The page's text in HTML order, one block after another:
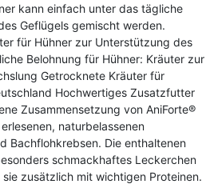
kann einfach unter das tägliche
Geflügels gemischt werden.
für Hühner zur Unterstützung des
Belohnung für Hühner: Kräuter zur
Getrocknete Kräuter für
Hochwertiges Zusatzfutter
Zusammensetzung von AniForte®
naturbelassenen
Bachflohkrebsen. Die enthaltenen
schmackhaftes Leckerchen
zusätzlich mit wichtigen Proteinen.